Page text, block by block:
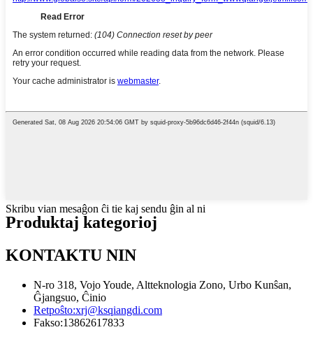
Skribu vian mesaĝon ĉi tie kaj sendu ĝin al ni
Produktaj kategorioj
KONTAKTU NIN
N-ro 318, Vojo Youde, Altteknologia Zono, Urbo Kunŝan,
Ĝjangsuo, Ĉinio
Retpoŝto:xrj@ksqiangdi.com
Fakso:13862617833